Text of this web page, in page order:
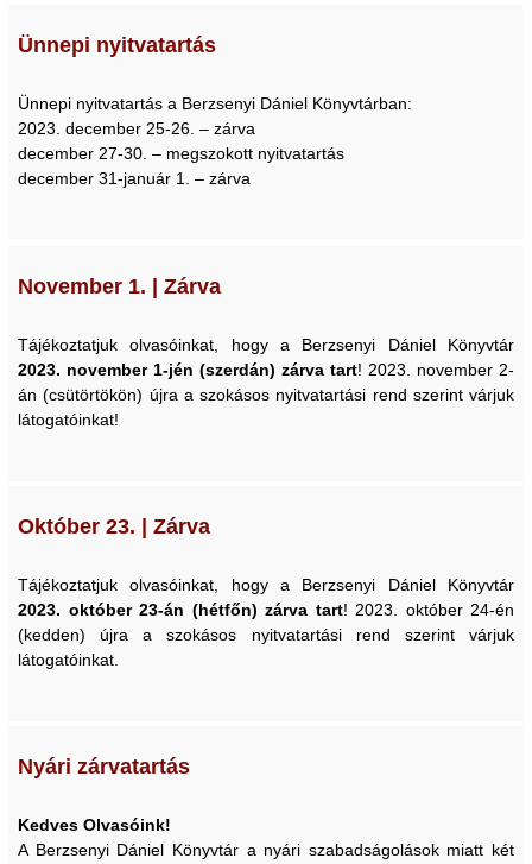
Ünnepi nyitvatartás
Ünnepi nyitvatartás a Berzsenyi Dániel Könyvtárban:
2023. december 25-26. – zárva
december 27-30. – megszokott nyitvatartás
december 31-január 1. – zárva
November 1. | Zárva
Tájékoztatjuk olvasóinkat, hogy a Berzsenyi Dániel Könyvtár
2023. november 1-jén (szerdán) zárva tart! 2023. november 2-
án (csütörtökön) újra a szokásos nyitvatartási rend szerint várjuk
látogatóinkat!
Október 23. | Zárva
Tájékoztatjuk olvasóinkat, hogy a Berzsenyi Dániel Könyvtár
2023. október 23-án (hétfőn) zárva tart! 2023. október 24-én
(kedden) újra a szokásos nyitvatartási rend szerint várjuk
látogatóinkat.
Nyári zárvatartás
Kedves Olvasóink!
A Berzsenyi Dániel Könyvtár a nyári szabadságolások miatt két